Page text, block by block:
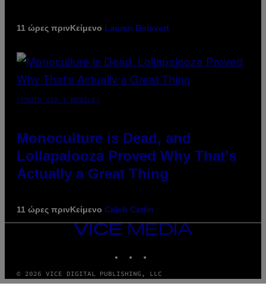
11 ώρες πρινΚείμενο Lauren Boisvert
(PHOTO VIA T-MOBILE)
Monoculture is Dead, and
Lollapalooza Proved Why That’s
Actually a Great Thing
11 ώρες πρινΚείμενο Caleb Catlin
VICE
MEDIA
© 2026 VICE DIGITAL PUBLISHING, LLC